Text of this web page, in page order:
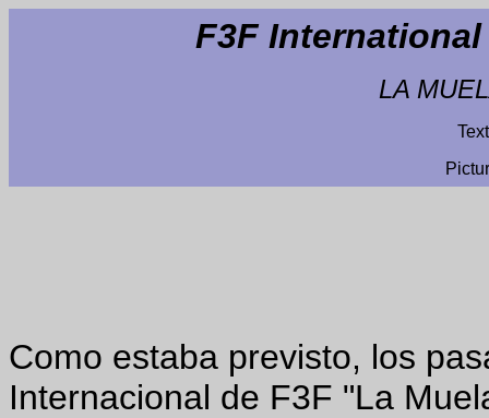
F3F
LA
Como estaba previsto, los
Internacional de F3F "La